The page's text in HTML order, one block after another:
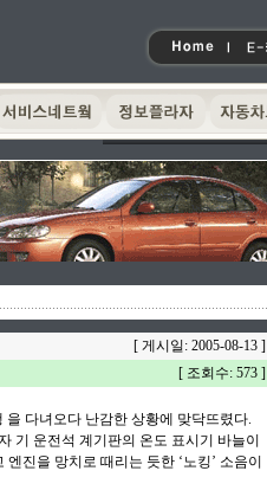
[ 게시일: 2005-08-13 ]
[ 조회수: 573 ]
다녀오다 난감한 상황에 맞닥뜨렸다.
기 운전석 계기판의 온도 표시기 바늘이
진을 망치로 때리는 듯한 ‘노킹’ 소음이